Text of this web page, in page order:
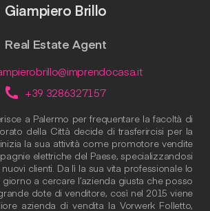
Giampiero Brillo
Real Estate Agent
+39 3286327157
a Palermo per frequentare la facoltà di
della Città decide di trasferircisi per la
la sua attività come promotore vendite
elettriche del Paese, specializzandosi
nuovi clienti. Da lì la sua vita professionale lo
a cercare l’azienda giusta che posso
dote di venditore, così nel 2015 viene
azienda di vendita la Vorwerk Folletto,